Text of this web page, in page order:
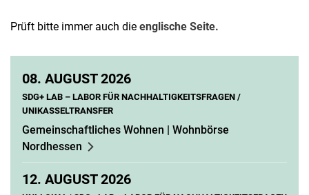
Prüft bitte immer auch die englische Seite.
08. AUGUST 2026
SDG+ LAB – LABOR FÜR NACHHALTIGKEITSFRAGEN /
UNIKASSELTRANSFER
Gemeinschaftliches Wohnen | Wohnbörse
Nordhessen
12. AUGUST 2026